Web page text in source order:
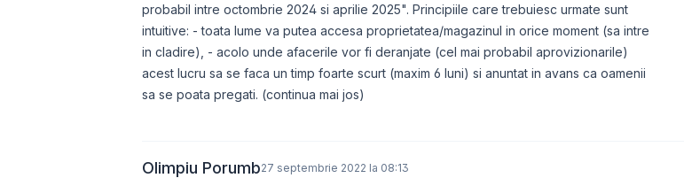
probabil intre octombrie 2024 si aprilie 2025". Principiile care trebuiesc urmate sunt
intuitive: - toata lume va putea accesa proprietatea/magazinul in orice moment (sa intre
in cladire), - acolo unde afacerile vor fi deranjate (cel mai probabil aprovizionarile)
acest lucru sa se faca un timp foarte scurt (maxim 6 luni) si anuntat in avans ca oamenii
sa se poata pregati. (continua mai jos)
Olimpiu Porumb27 septembrie 2022 la 08:13